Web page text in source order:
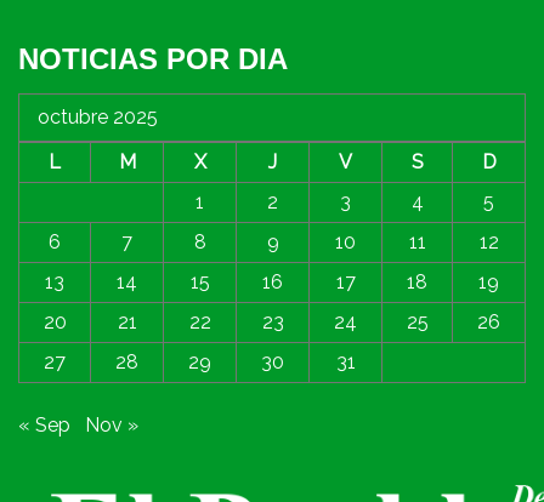
NOTICIAS POR DIA
octubre 2025
L
M X J V S
D
1
2 3 4
5
6
7 8 9 10 11
12
13
14 15 16 17 18
19
20
21 22 23 24 25
26
27
28 29 30 31
« Sep Nov »